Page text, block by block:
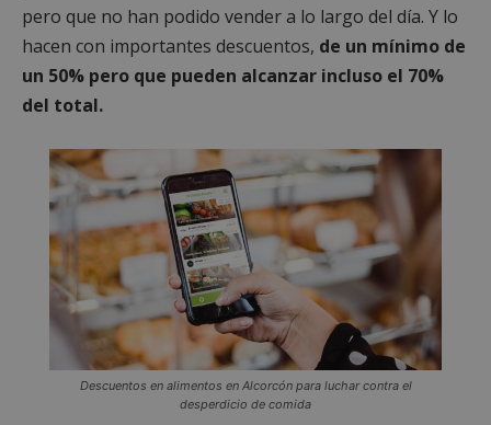
pero que no han podido vender a lo largo del día. Y lo
hacen con importantes descuentos, de un mínimo de
un 50% pero que pueden alcanzar incluso el 70%
del total.
Descuentos en alimentos en Alcorcón para luchar contra el
desperdicio de comida